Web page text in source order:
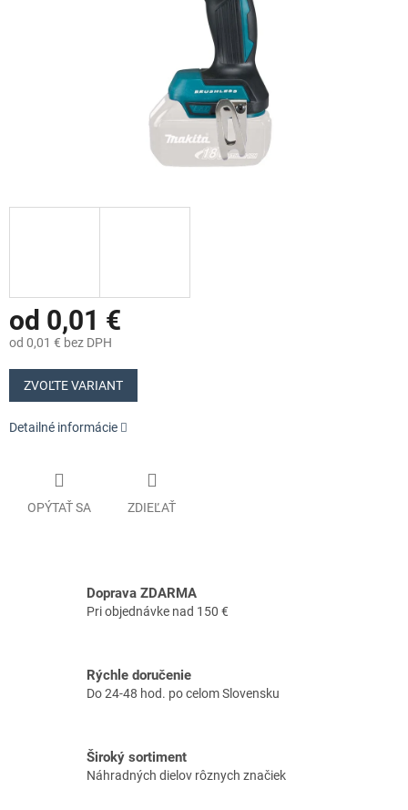
od 0,01 €
od 0,01 € bez DPH
Jednotková
cena:
ZVOĽTE VARIANT
Detailné informácie
OPÝTAŤ SA ZDIEĽAŤ
Doprava ZDARMA
Pri objednávke nad 150 €
Rýchle doručenie
Do 24-48 hod. po celom Slovensku
Široký sortiment
Náhradných dielov rôznych značiek